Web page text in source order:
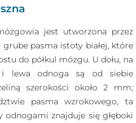
jest utworzona przez
pasma istoty białej, które
do półkul mózgu. U dołu, na
lewa odnoga są od siebie
szerokości około 2 mm;
pasma wzrokowego, ta
odnogami znajduje się głęboki